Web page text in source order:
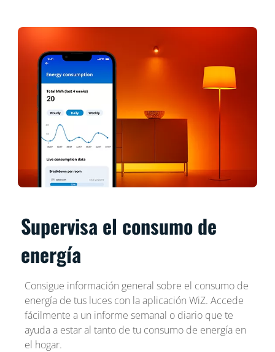
Supervisa el consumo de
energía
Consigue información general sobre el consumo de
energía de tus luces con la aplicación WiZ. Accede
fácilmente a un informe semanal o diario que te
ayuda a estar al tanto de tu consumo de energía en
el hogar.